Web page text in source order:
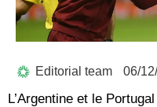
Editorial team 06/
L’Argentine et le